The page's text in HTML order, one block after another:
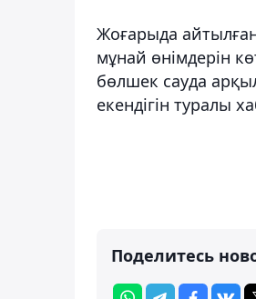
Жоғарыда
мұнай өнімдерін
бөлшек сауда
екендігін туралы
Поделитесь